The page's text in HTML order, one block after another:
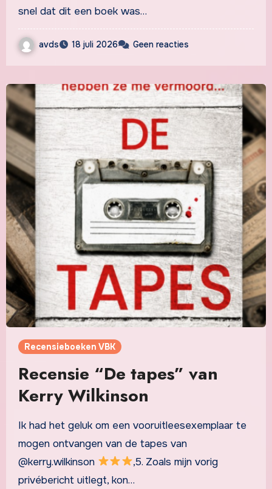
snel dat dit een boek was…
avds 18 juli 2026 Geen reacties
Recensieboeken VBK
Recensie “De tapes” van
Kerry Wilkinson
Ik had het geluk om een vooruitleesexemplaar te
mogen ontvangen van de tapes van
@kerry.wilkinson
,5. Zoals mijn vorig
privébericht uitlegt, kon…